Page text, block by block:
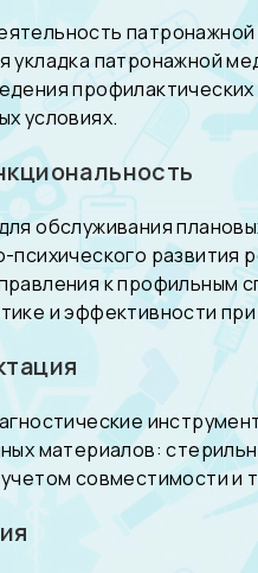
укладка патронажной
условиях.
обслуживания
психического
к профильным
и эффективности
материалов:
совместимости и